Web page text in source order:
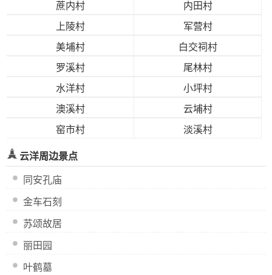
蔗内村
内田村
上陵村
军营村
美埔村
白交祠村
罗溪村
尾林村
水洋村
小坪村
澳溪村
云埔村
窑市村
淡溪村
云洋周边景点
同安孔庙
金车石刻
苏颂故居
丽田园
叶鹤墓